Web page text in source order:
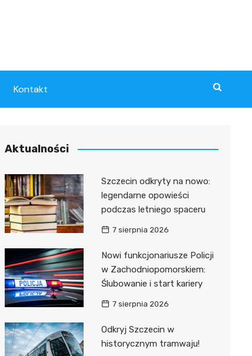
Kontakt
Aktualności
Szczecin odkryty na nowo:
legendarne opowieści
podczas letniego spaceru
7 sierpnia 2026
Nowi funkcjonariusze Policji
w Zachodniopomorskiem:
Ślubowanie i start kariery
7 sierpnia 2026
Odkryj Szczecin w
historycznym tramwaju!